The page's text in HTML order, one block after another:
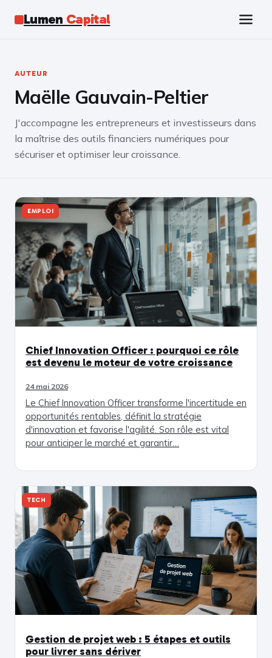
Lumen Capital
Business
Finance
Marketing
Emploi
AUTEUR
Maëlle Gauvain-Peltier
J'accompagne les entrepreneurs et investisseurs dans
la maîtrise des outils financiers numériques pour
sécuriser et optimiser leur croissance.
EMPLOI
Chief Innovation Officer : pourquoi ce rôle
est devenu le moteur de votre croissance
24 mai 2026
Le Chief Innovation Officer transforme l'incertitude en
opportunités rentables, définit la stratégie
d'innovation et favorise l'agilité. Son rôle est vital
pour anticiper le marché et garantir…
TECH
Gestion de projet web : 5 étapes et outils
pour livrer sans dériver